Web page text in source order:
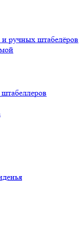
ручных штабелёров